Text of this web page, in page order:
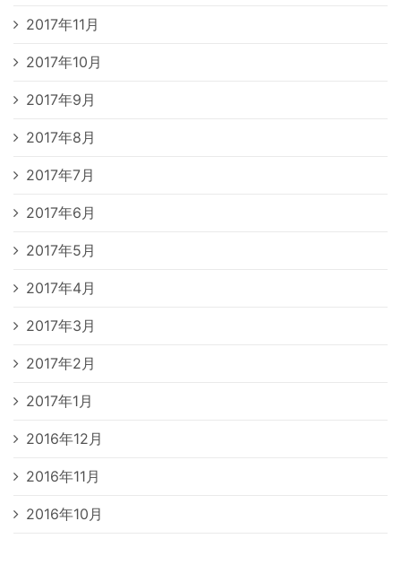
2017年11月
2017年10月
2017年9月
2017年8月
2017年7月
2017年6月
2017年5月
2017年4月
2017年3月
2017年2月
2017年1月
2016年12月
2016年11月
2016年10月